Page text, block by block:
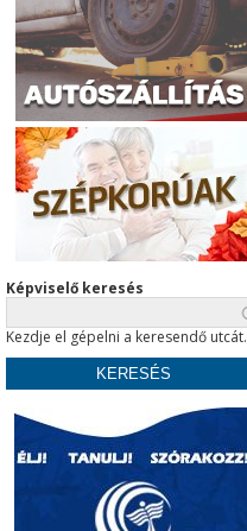
Képviselő keresés
Kezdje el gépelni a keresendő utcát.